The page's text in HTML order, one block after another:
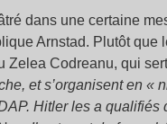
dans une certaine
Arnstad. Plutôt que
Zelea Codreanu, qui
et s’organisent en «
Hitler les a qualifiés